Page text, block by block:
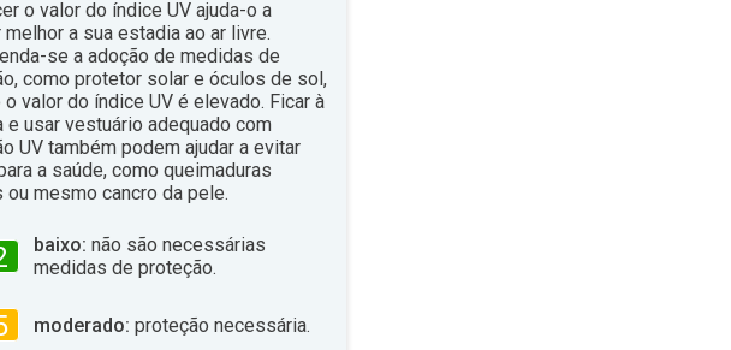
o valor do índice UV ajuda-o a
melhor a sua estadia ao ar livre.
se a adoção de medidas de
como protetor solar e óculos de sol,
o valor do índice UV é elevado. Ficar à
e usar vestuário adequado com
UV também podem ajudar a evitar
a saúde, como queimaduras
ou mesmo cancro da pele.
baixo: não são necessárias
medidas de proteção.
moderado: proteção necessária.